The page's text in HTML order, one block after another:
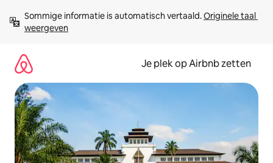
direct
naar
Sommige informatie is automatisch vertaald. Originele taal
weergeven
Je plek op Airbnb zetten